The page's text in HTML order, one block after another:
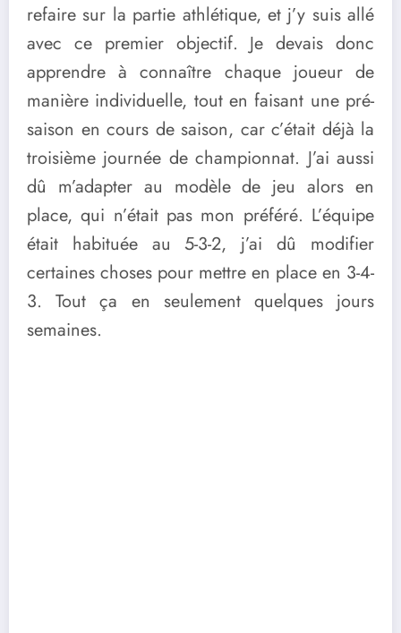
refaire sur la partie athlétique, et j’y suis allé
avec ce premier objectif. Je devais donc
apprendre à connaître chaque joueur de
manière individuelle, tout en faisant une pré-
saison en cours de saison, car c’était déjà la
troisième journée de championnat. J’ai aussi
dû m’adapter au modèle de jeu alors en
place, qui n’était pas mon préféré. L’équipe
était habituée au 5-3-2, j’ai dû modifier
certaines choses pour mettre en place en 3-4-
3. Tout ça en seulement quelques jours
semaines.